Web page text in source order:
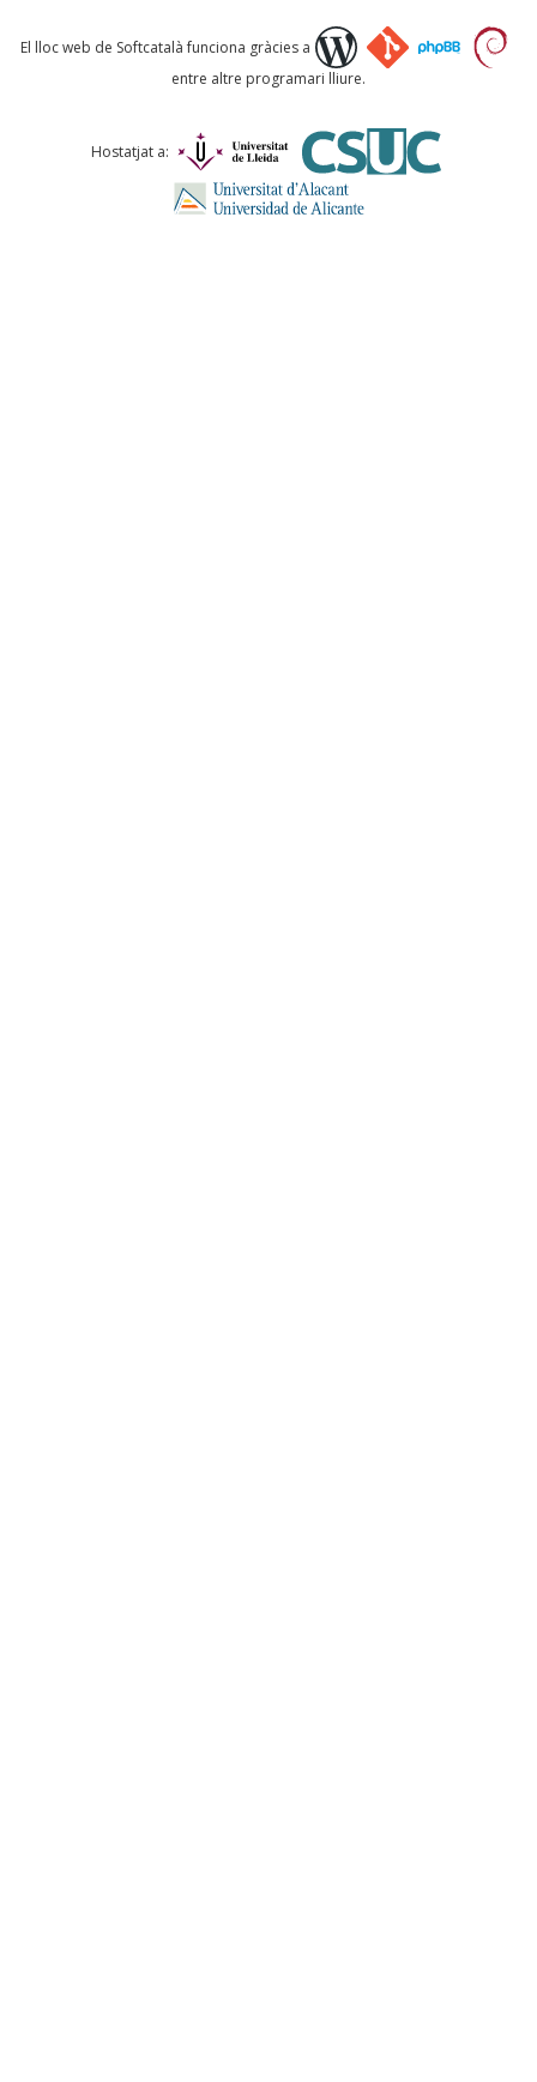
Què proposeu?
Comentari *
El lloc web de Softcatalà funciona gràcies a
entre altre programari lliure.
Hostatjat a: